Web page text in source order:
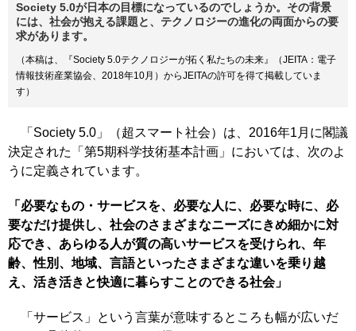
Society 5.0が日本の目標になっているのでしょうか。その背景
には、社会が抱える課題と、テクノロジーの進化の両面からの要
求があります。
（本稿は、『Society 5.0テクノロジーが拓く私たちの未来』（JEITA：電子
情報技術産業協会、2018年10月）からJEITAの許可を得て掲載していま
す）
「Society 5.0」（超スマート社会）は、2016年1月に閣議
決定された「第5期科学技術基本計画」においては、次のよ
うに定義されています。
「必要なもの・サービスを、必要な人に、必要な時に、必
要なだけ提供し、社会のさまざまなニーズにきめ細かに対
応でき、あらゆる人が質の高いサービスを受けられ、年
齢、性別、地域、言語といったさまざまな違いを乗り越
え、活き活きと快適に暮らすことのできる社会」
「サービス」という言葉が意味するところも幅が広いだ